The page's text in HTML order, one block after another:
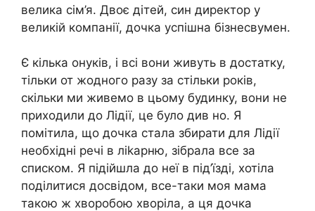
велика сім’я. Двоє дітей, син директор у
великій компанії, дочка успішна бізнесвумен.
Є кілька онуків, і всі вони живуть в достатку,
тільки от жодного разу за стільки років,
скільки ми живемо в цьому будинку, вони не
приходили до Лідії, це було див но. Я
помітила, що дочка стала збирати для Лідії
необхідні речі в ліkарню, зібрала все за
списком. Я підійшла до неї в під’їзді, хотіла
поділитися досвідом, все-таки моя мама
такою ж хворобою хворіла, а ця дочка